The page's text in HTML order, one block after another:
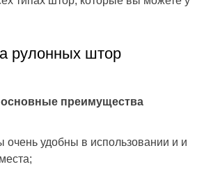
рулонных штор
преимущества
удобны в использовании и и